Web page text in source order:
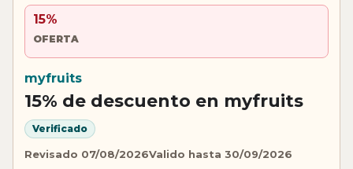
15%
OFERTA
myfruits
15% de descuento en myfruits
Verificado
Revisado 07/08/2026Valido hasta 30/09/2026